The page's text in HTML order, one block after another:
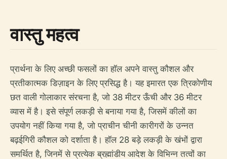
वास्तु महत्व
प्रार्थना के लिए अच्छी फसलों का हॉल अपने वास्तु कौशल और
प्रतीकात्मक डिज़ाइन के लिए प्रसिद्ध है। यह इमारत एक त्रिकोणीय
छत वाली गोलाकार संरचना है, जो 38 मीटर ऊँची और 36 मीटर
व्यास में है। इसे संपूर्ण लकड़ी से बनाया गया है, जिसमें कीलों का
उपयोग नहीं किया गया है, जो प्राचीन चीनी कारीगरों के उन्नत
बढ़ईगिरी कौशल को दर्शाता है। हॉल 28 बड़े लकड़ी के खंभों द्वारा
समर्थित है, जिनमें से प्रत्येक ब्रह्मांडीय आदेश के विभिन्न तत्वों का